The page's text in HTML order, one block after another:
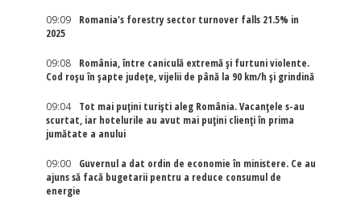
09:09
Romania's forestry sector turnover falls 21.5% in
2025
09:08
România, între caniculă extremă și furtuni violente.
Cod roșu în șapte județe, vijelii de până la 90 km/h și grindină
09:04
Tot mai puțini turiști aleg România. Vacanțele s-au
scurtat, iar hotelurile au avut mai puțini clienți în prima
jumătate a anului
09:00
Guvernul a dat ordin de economie în ministere. Ce au
ajuns să facă bugetarii pentru a reduce consumul de
energie